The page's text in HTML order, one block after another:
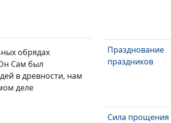
обрядах
Сам был
в древности, нам
деле
Празднование
праздников
Сила прощения